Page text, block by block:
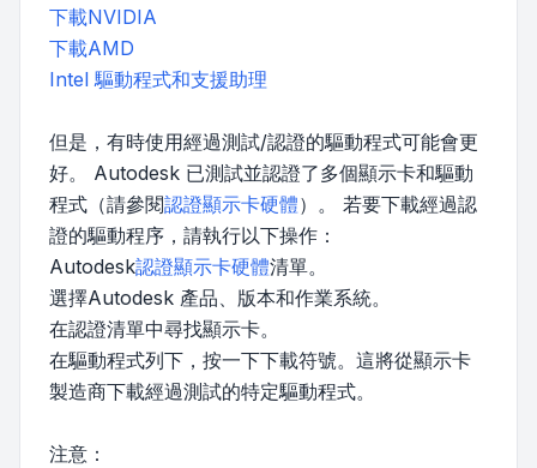
下載NVIDIA
下載AMD
Intel 驅動程式和支援助理
但是，有時使用經過測試/認證的驅動程式可能會更
好。 Autodesk 已測試並認證了多個顯示卡和驅動
程式（請參閱認證顯示卡硬體）。 若要下載經過認
證的驅動程序，請執行以下操作：
Autodesk認證顯示卡硬體清單。
選擇Autodesk 產品、版本和作業系統。
在認證清單中尋找顯示卡。
在驅動程式列下，按一下下載符號。這將從顯示卡
製造商下載經過測試的特定驅動程式。
注意：